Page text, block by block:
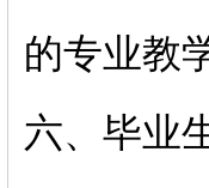
的专业教
六、毕业